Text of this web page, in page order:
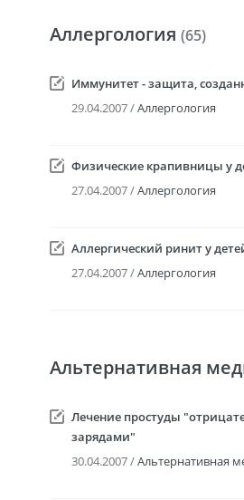
Аллергология (65)
Иммунитет - защита,
29.04.2007 /Аллергология
Физические крапивницы у
27.04.2007 /Аллергология
Аллергический ринит у
27.04.2007 /Аллергология
Альтернативная
Лечение простуды
зарядами"
30.04.2007 /Альтернативная